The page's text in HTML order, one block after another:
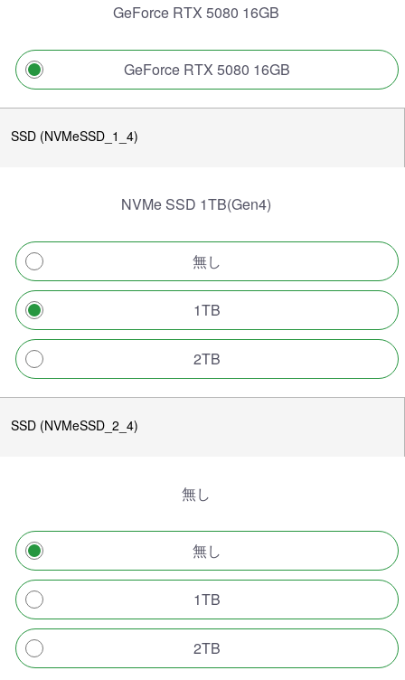
GeForce RTX 5080 16GB
GeForce RTX 5080 16GB
SSD (NVMeSSD_1_4)
NVMe SSD 1TB(Gen4)
無し
1TB
2TB
SSD (NVMeSSD_2_4)
無し
無し
1TB
2TB